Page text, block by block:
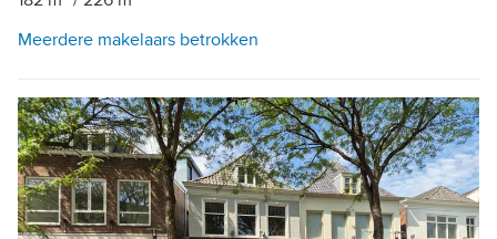
Meerdere makelaars betrokken